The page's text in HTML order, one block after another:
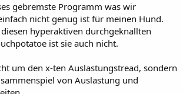
gebremste Programm was wir
nicht genug ist für meinen Hund.
hyperaktiven durchgeknallten
ist sie auch nicht.
um den x-ten Auslastungstread, sondern
von Auslastung und